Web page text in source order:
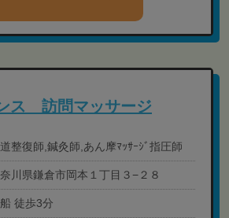
ス 訪問マッサージ
整復師,鍼灸師,あん摩ﾏｯｻｰｼﾞ指圧師
川県鎌倉市岡本１丁目３−２８
徒歩3分